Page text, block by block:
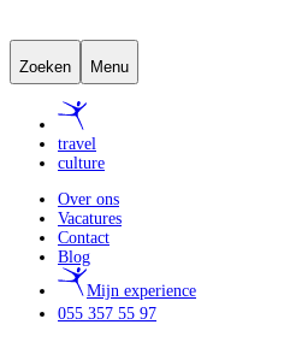
Zoeken Menu
travel
culture
Over ons
Vacatures
Contact
Blog
Mijn experience
055 357 55 97